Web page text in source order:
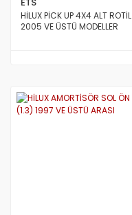
HİLUX PİCK UP 4X4 ALT ROTİL
2005 VE ÜSTÜ MODELLER